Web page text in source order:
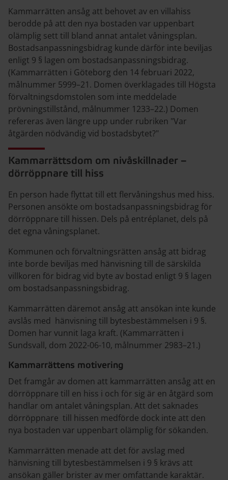
Kammarrätten ansåg att behovet av en villahiss
berodde på att den nya bostaden var uppenbart
olämplig sett till bland annat antalet våningsplan.
Bostadsanpassningsbidrag kunde därför inte beviljas
enligt 9 § lagen om bostadsanpassningsbidrag.
(Kammarrätten i Göteborg den 14 februari 2022,
målnummer 5999–21. Domen överklagades till Högsta
förvaltningsdomstolen som inte meddelade
prövningstillstånd, målnummer 1233–22.) Domen
refereras även längre upp under rubriken "Var
åtgärden nödvändig vid bostadsbytet?"
Kammarrättsdom om nivåskillnader –
dörröppnare till hiss
En person hade flyttat till ett flervåningshus med hiss.
Personen ansökte om bostadsanpassningsbidrag för
dörröppnare till hissen. Dels på entréplanet, dels på
det egna våningsplanet.
Kommunen och förvaltningsrätten ansåg att bidrag
inte borde beviljas med hänvisning till de särskilda
villkoren för bidrag vid byte av bostad enligt 9 § lagen
om bostadsanpassningsbidrag.
Kammarrätten däremot ansåg att ansökan inte kunde
avslås med hänvisning till bytesbestämmelsen i 9 §.
Domen har vunnit laga kraft. (Kammarrätten i
Sundsvall, dom 2022-06-10, målnummer 2983–21.)
Kammarrättens motivering
Det framgår av domen att kammarrätten ansåg att en
dörröppnare till en hiss i och för sig är en åtgärd som
handlar om antalet våningsplan. Att det saknades
dörröppnare till hissen medförde dock inte att den
nya bostaden var uppenbart olämplig för sökanden.
Kammarrätten menade att det för avslag med
hänvisning till bytesbestämmelsen i 9 § krävs att
ansökan gäller brister av mer omfattande karaktär.